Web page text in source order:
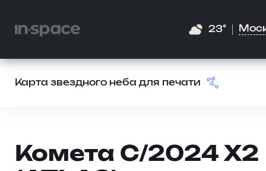
23°
Карта звездного неба для печати
Комета C/2024 X2